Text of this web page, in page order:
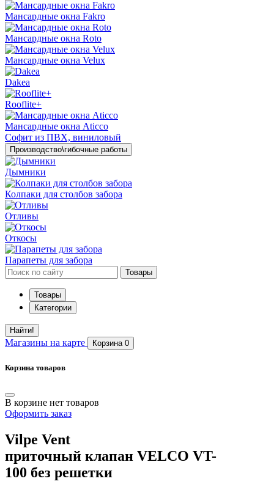
Мансардные окна Fakro
Мансардные окна Roto
Мансардные окна Velux
Dakea
Rooflite+
Мансардные окна Aticco
Софит из ПВХ, виниловый
Производство\гибочные работы
Дымники
Колпаки для столбов забора
Отливы
Откосы
Парапеты для забора
Товары
Товары
Категории
Найти!
Магазины на карте Корзина 0
Корзина товаров
В корзине нет товаров
Оформить заказ
Vilpe Vent
приточный клапан VELCO VT-
100 без решетки